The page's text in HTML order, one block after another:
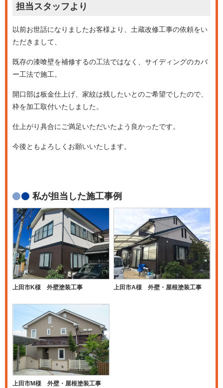
担当スタッフより
以前お世話になりましたお客様より、土蔵改修工事の依頼をい
ただきまして、
既存の漆喰壁を補修するの工法ではなく、サイディングのカバ
ー工法で施工。
開口部は板金仕上げ、家紋は残したいとのご希望でしたので、
枠を加工取付いたしました。
仕上がり具合にご満足いただいたよう良かったです。
今後ともよろしくお願いいたします。
私が担当した施工事例
上田市K様 外壁塗装工事 上田市A様 外壁・屋根塗装工事
上田市M様 外壁・屋根塗装工事